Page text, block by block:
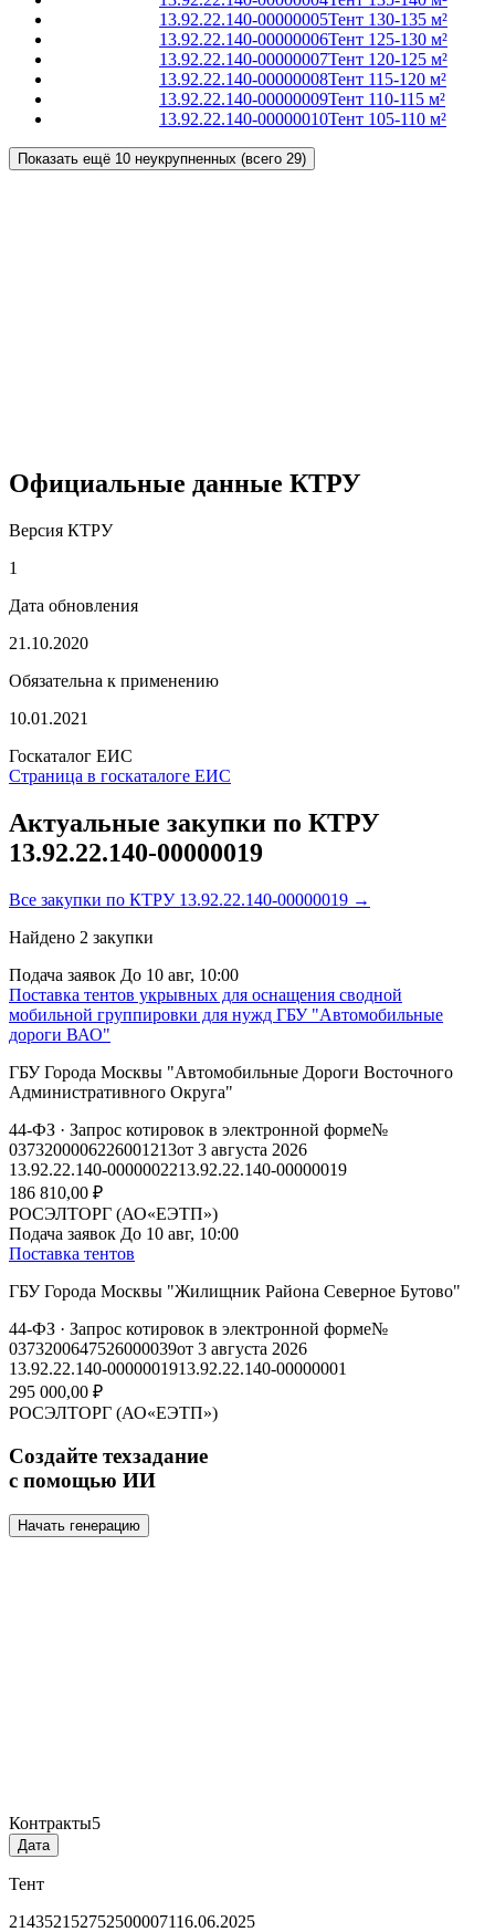
13.92.22.140-00000005Тент 130-135 м²
13.92.22.140-00000006Тент 125-130 м²
13.92.22.140-00000007Тент 120-125 м²
13.92.22.140-00000008Тент 115-120 м²
13.92.22.140-00000009Тент 110-115 м²
13.92.22.140-00000010Тент 105-110 м²
Показать ещё 10 неукрупненных (всего 29)
Официальные данные КТРУ
Версия КТРУ
1
Дата обновления
21.10.2020
Обязательна к применению
10.01.2021
Госкаталог ЕИС
Страница в госкаталоге ЕИС
Актуальные закупки по КТРУ
13.92.22.140-00000019
Все закупки по КТРУ 13.92.22.140-00000019 →
Найдено 2 закупки
Подача заявок До 10 авг, 10:00
Поставка тентов укрывных для оснащения сводной
мобильной группировки для нужд ГБУ "Автомобильные
дороги ВАО"
ГБУ Города Москвы "Автомобильные Дороги Восточного
Административного Округа"
44-ФЗ · Запрос котировок в электронной форме№
0373200006226001213от 3 августа 2026
13.92.22.140-0000002213.92.22.140-00000019
186 810,00 ₽
РОСЭЛТОРГ (АО«ЕЭТП»)
Подача заявок До 10 авг, 10:00
Поставка тентов
ГБУ Города Москвы "Жилищник Района Северное Бутово"
44-ФЗ · Запрос котировок в электронной форме№
0373200647526000039от 3 августа 2026
13.92.22.140-0000001913.92.22.140-00000001
295 000,00 ₽
РОСЭЛТОРГ (АО«ЕЭТП»)
Создайте техзадание
с помощью ИИ
Начать генерацию
Контракты5
Дата
Тент
214352152752500007116.06.2025